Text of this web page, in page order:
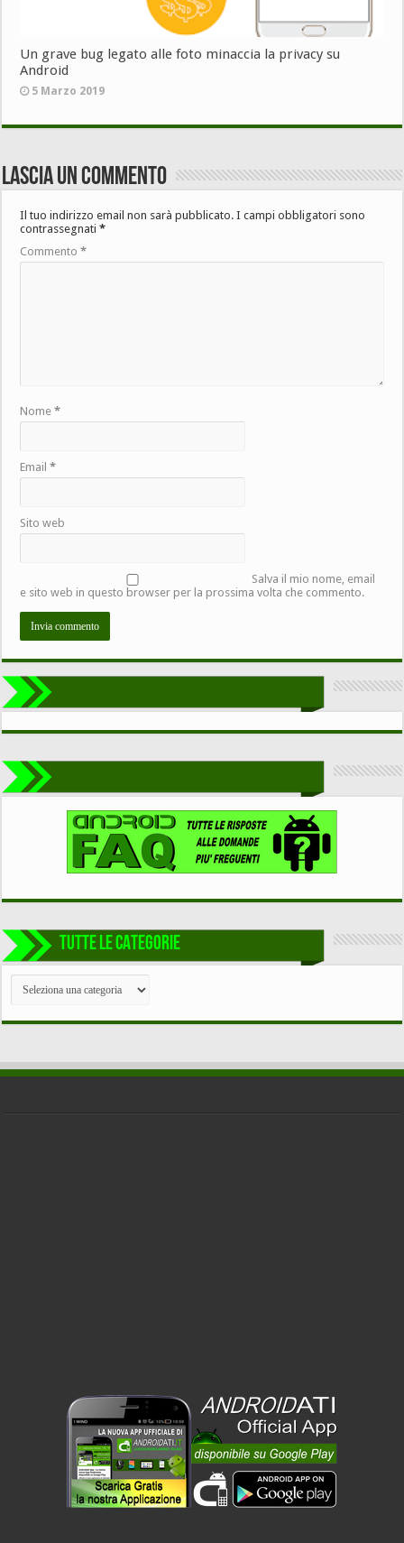
Un grave bug legato alle foto minaccia la privacy su
Android
5 Marzo 2019
Lascia un commento
Il tuo indirizzo email non sarà pubblicato. I campi obbligatori sono
contrassegnati*
Commento*
Nome*
Email*
Sito web
Salva il mio nome, email
e sito web in questo browser per la prossima volta che commento.
TUTTE LE CATEGORIE
TUTTE
CATEGORIE